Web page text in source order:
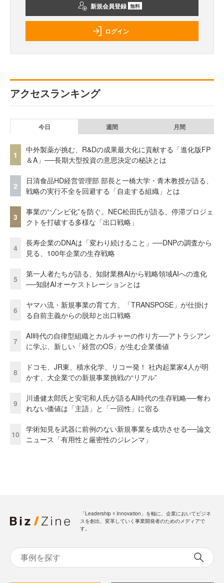
新規会員登録 無料
ログイン
アクセスランキング
今日 週間 月間
1
中外製薬が挑む、R&Dの成果最大化に貢献する「進化版FP
＆A」──長期大型投資の意思決定の秘訣とは
2
日清食品HD経営管理部 部長と一橋大学・青木教授が語る、
戦略の実行不全を回避する「自走する組織」とは
3
事業の“ゾンビ化”を防ぐ。NEC松田氏が語る、停滞プロジェ
クトを打破する多様な「出口戦略」
4
長寿企業のDNAは「変わり続けること」──DNPの調査から
見る、100年企業の生存戦略
5
第一人者たちが語る、知財業務AIから戦略領域AIへの進化
──知財AIオーケストレーションとは
6
ヤマハ流・新規事業の育て方。「TRANSPOSE」が仕掛け
る自前主義からの脱却と出口戦略
7
AI時代の自律型組織とカルチャーの作り方──アトラシアン
に学ぶ、新しい「経営のOS」が生む企業価値
8
ドコモ、JR東、積水化学、リコー発！ 社内起業家4人が明
かす、大企業での新規事業挑戦の“リアル”
9
川邊健太郎氏と安宅和人氏が語るAI時代の生存戦略──奪わ
れない価値は「主語」と「一回性」に宿る
10
学術知見を武器に前例のない新規事業を成功させる──論文
ニュース「有用性と厳密性のジレンマ」
「Leadership ☓ Innovation」を軸に、企業においてビジネ
スを創出、変革していく事業開発者のためのメディアで
す。